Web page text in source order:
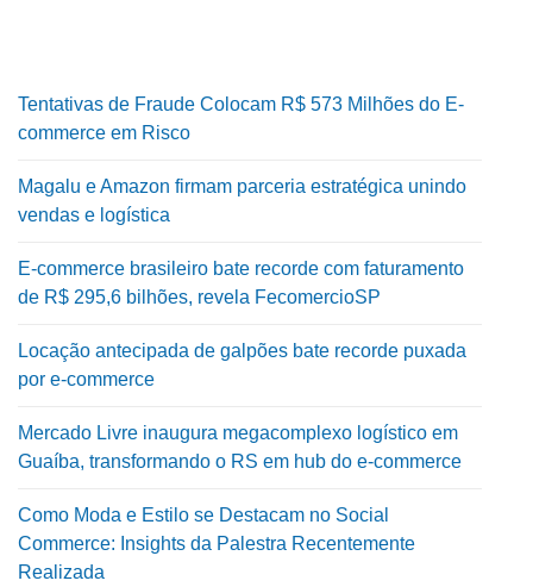
Tentativas de Fraude Colocam R$ 573 Milhões do E-
commerce em Risco
Magalu e Amazon firmam parceria estratégica unindo
vendas e logística
E-commerce brasileiro bate recorde com faturamento
de R$ 295,6 bilhões, revela FecomercioSP
Locação antecipada de galpões bate recorde puxada
por e-commerce
Mercado Livre inaugura megacomplexo logístico em
Guaíba, transformando o RS em hub do e-commerce
Como Moda e Estilo se Destacam no Social
Commerce: Insights da Palestra Recentemente
Realizada